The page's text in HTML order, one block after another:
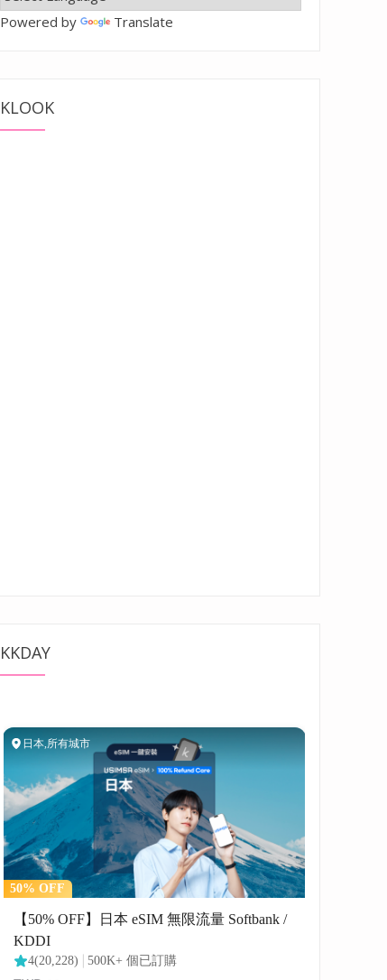
Powered by Translate
KLOOK
KKDAY